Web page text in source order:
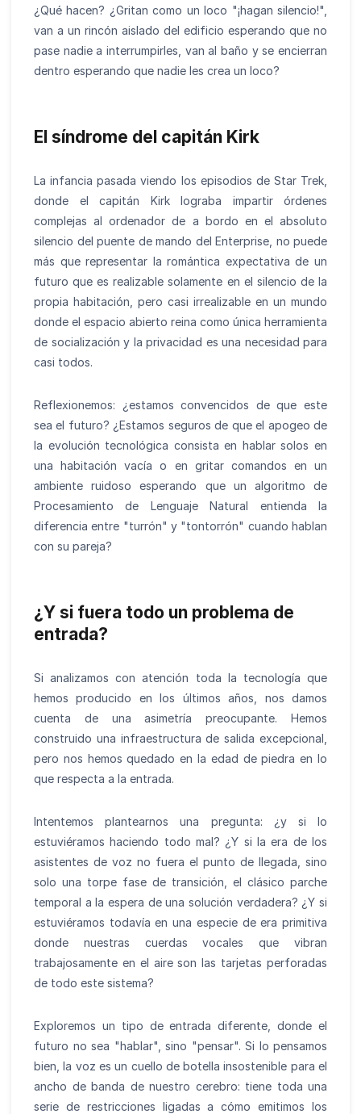
¿Qué hacen? ¿Gritan como un loco "¡hagan silencio!",
van a un rincón aislado del edificio esperando que no
pase nadie a interrumpirles, van al baño y se encierran
dentro esperando que nadie les crea un loco?
El síndrome del capitán Kirk
La infancia pasada viendo los episodios de Star Trek,
donde el capitán Kirk lograba impartir órdenes
complejas al ordenador de a bordo en el absoluto
silencio del puente de mando del Enterprise, no puede
más que representar la romántica expectativa de un
futuro que es realizable solamente en el silencio de la
propia habitación, pero casi irrealizable en un mundo
donde el espacio abierto reina como única herramienta
de socialización y la privacidad es una necesidad para
casi todos.
Reflexionemos: ¿estamos convencidos de que este
sea el futuro? ¿Estamos seguros de que el apogeo de
la evolución tecnológica consista en hablar solos en
una habitación vacía o en gritar comandos en un
ambiente ruidoso esperando que un algoritmo de
Procesamiento de Lenguaje Natural entienda la
diferencia entre "turrón" y "tontorrón" cuando hablan
con su pareja?
¿Y si fuera todo un problema de
entrada?
Si analizamos con atención toda la tecnología que
hemos producido en los últimos años, nos damos
cuenta de una asimetría preocupante. Hemos
construido una infraestructura de salida excepcional,
pero nos hemos quedado en la edad de piedra en lo
que respecta a la entrada.
Intentemos plantearnos una pregunta: ¿y si lo
estuviéramos haciendo todo mal? ¿Y si la era de los
asistentes de voz no fuera el punto de llegada, sino
solo una torpe fase de transición, el clásico parche
temporal a la espera de una solución verdadera? ¿Y si
estuviéramos todavía en una especie de era primitiva
donde nuestras cuerdas vocales que vibran
trabajosamente en el aire son las tarjetas perforadas
de todo este sistema?
Exploremos un tipo de entrada diferente, donde el
futuro no sea "hablar", sino "pensar". Si lo pensamos
bien, la voz es un cuello de botella insostenible para el
ancho de banda de nuestro cerebro: tiene toda una
serie de restricciones ligadas a cómo emitimos los